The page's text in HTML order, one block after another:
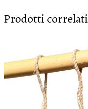
Prodotti correlati